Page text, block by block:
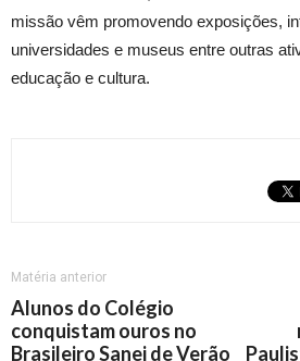
missão vêm promovendo exposições,
universidades e museus entre outras
educação e cultura.
Matéria anterior
Alunos do Colégio
conquistam ouros no
Brasileiro Sanei de Verão